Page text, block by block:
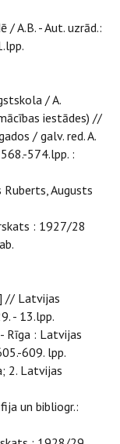
A.B. - Aut. uzrād.:
/ A.
iestādes) //
/ galv. red. A.
574.lpp. :
Ruberts, Augusts
: 1927/28
// Latvijas
- 13.lpp.
: Latvijas
609. lpp.
2. Latvijas
un bibliogr.: